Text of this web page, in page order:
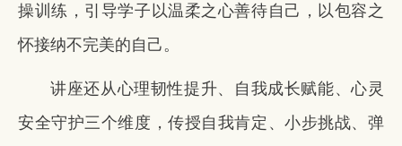
操训练，引导学子以温柔之心善待自己，以包容之
怀接纳不完美的自己。
讲座还从心理韧性提升、自我成长赋能、心灵
安全守护三个维度，传授自我肯定、小步挑战、弹